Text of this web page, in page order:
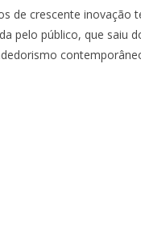
de crescente inovação
pelo público, que saiu